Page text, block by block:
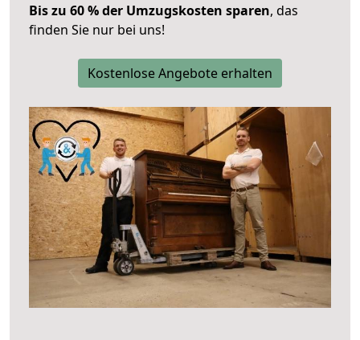
Bis zu 60 % der Umzugskosten sparen, das
finden Sie nur bei uns!
Kostenlose Angebote erhalten